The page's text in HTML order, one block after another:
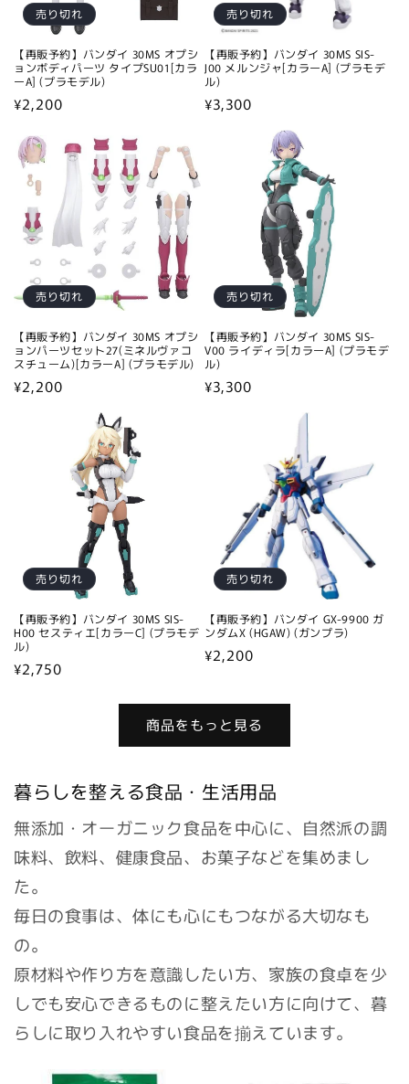
売り切れ
【再販予約】バンダイ 30MS オプシ
ョンボディパーツ タイプSU01[カラ
ーA] (プラモデル)
通
価
格
¥2,200
売り切れ
【再販予約】バンダイ 30MS SIS-
J00 メルンジャ[カラーA] (プラモデ
ル)
通
¥3,300
売り切れ
【再販予約】バンダイ 30MS オプシ
ョンパーツセット27(ミネルヴァコ
スチューム)[カラーA] (プラモデル)
通
¥2,200
売り切れ
【再販予約】バンダイ 30MS SIS-
V00 ライディラ[カラーA] (プラモデ
ル)
通
¥3,300
売り切れ
【再販予約】バンダイ 30MS SIS-
H00 セスティエ[カラーC] (プラモデ
ル)
通
¥2,750
売り切れ
【再販予約】バンダイ GX-9900 ガ
ンダムX (HGAW) (ガンプラ)
通
価
格
¥2,200
商品をもっと見る
暮らしを整える食品・生活用品
無添加・オーガニック食品を中心に、自然派の調
味料、飲料、健康食品、お菓子などを集めまし
た。
毎日の食事は、体にも心にもつながる大切なも
の。
原材料や作り方を意識したい方、家族の食卓を少
しでも安心できるものに整えたい方に向けて、暮
らしに取り入れやすい食品を揃えています。